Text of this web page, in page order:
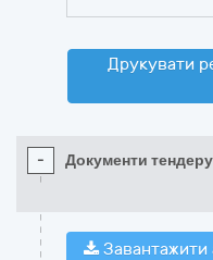
Друкувати
- Документи тендеру
Завантажити